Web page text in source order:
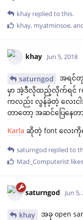
khay replied to this.
khay, myatminsoe,
khay Jun 5, 2018
saturngod
အရင်တု
မှာ အဲ့ဒီလိုထည့်လိုက်ရင်
ကလည်း လွန်ခဲ့တဲ့ လေးငါ
တာတော့ အဆင်ပြေနေတ
Karla ဆိုတဲ့ font လေးကို
saturngod replied to
Mad_Computerist
saturngod Jun 5,
khay
အခု open